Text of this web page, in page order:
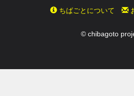
ちばごとについて
© chibagoto